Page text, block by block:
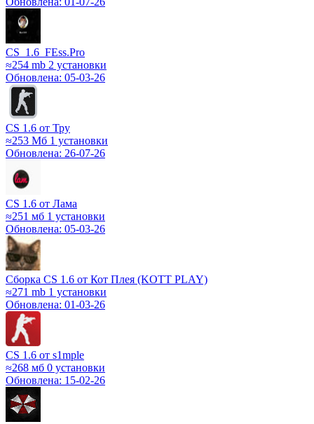
CS_1.6_FEss.Pro
≈254 mb 2 установки
Обновлена: 05-03-26
CS 1.6 от Тру
≈253 Мб 1 установки
Обновлена: 26-07-26
CS 1.6 от Лама
≈251 мб 1 установки
Обновлена: 05-03-26
Сборка CS 1.6 от Кот Плея (KOTT PLAY)
≈271 mb 1 установки
Обновлена: 01-03-26
CS 1.6 от s1mple
≈268 мб 0 установки
Обновлена: 15-02-26